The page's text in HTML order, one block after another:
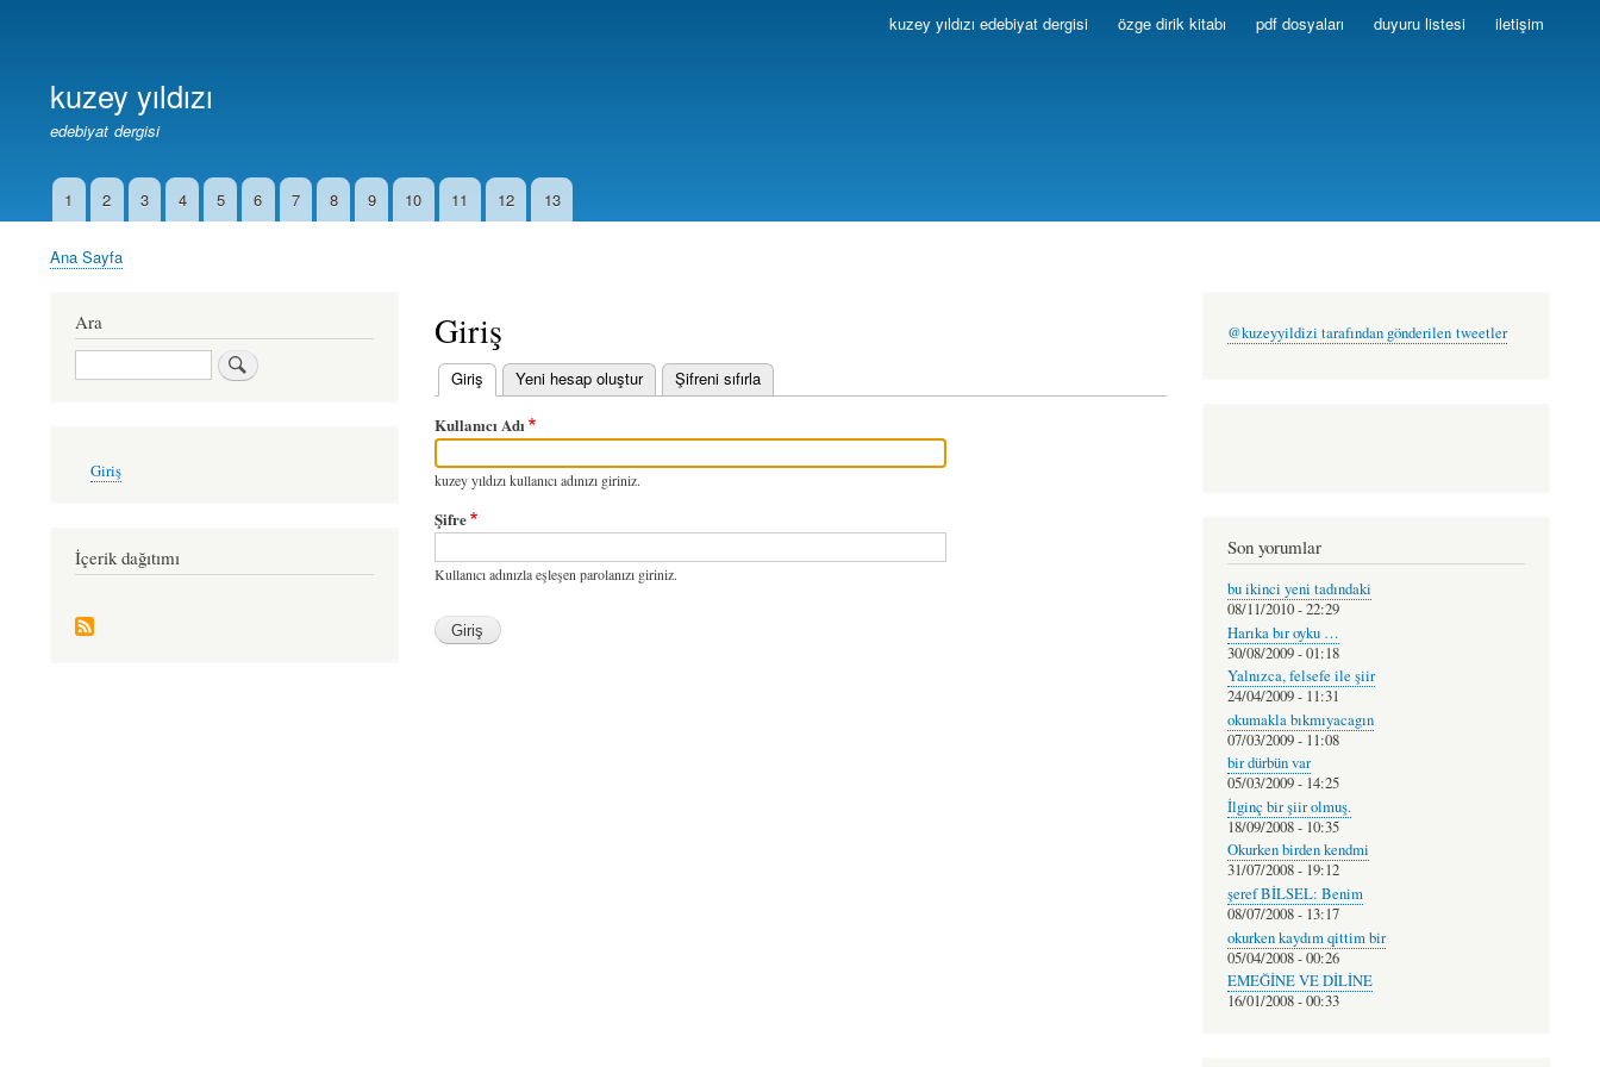
kuzey yıldızı edebiyat dergisi özge dirik kitabı pdf dosyaları duyuru listesi iletişim
kuzey yıldızı
edebiyat dergisi
İkincil1 2 3 4 5 6 7 8 9 10 11 12 13
Sayfa
Ana Sayfa
Giriş
Birincil
sekmeler
Giriş (etkin sekme)
Yeni hesap oluştur Şifreni sıfırla
Kullanıcı Adı
kuzey yıldızı kullanıcı adınızı giriniz.
Şifre
Kullanıcı adınızla eşleşen parolanızı giriniz.
Ara
Ara
account
Giriş
İçerik dağıtımı
@kuzeyyildizi tarafından gönderilen tweetler
Son yorumlar
bu ikinci yeni tadındaki
08/11/2010 - 22:29
Harıka bır oyku …
30/08/2009 - 01:18
Yalnızca, felsefe ile şiir
24/04/2009 - 11:31
okumakla bıkmıyacagın
07/03/2009 - 11:08
bir dürbün var
05/03/2009 - 14:25
İlginç bir şiir olmuş.
18/09/2008 - 10:35
Okurken birden kendmi
31/07/2008 - 19:12
şeref BİLSEL: Benim
08/07/2008 - 13:17
okurken kaydım qittim bir
05/04/2008 - 00:26
EMEĞİNE VE DİLİNE
16/01/2008 - 00:33